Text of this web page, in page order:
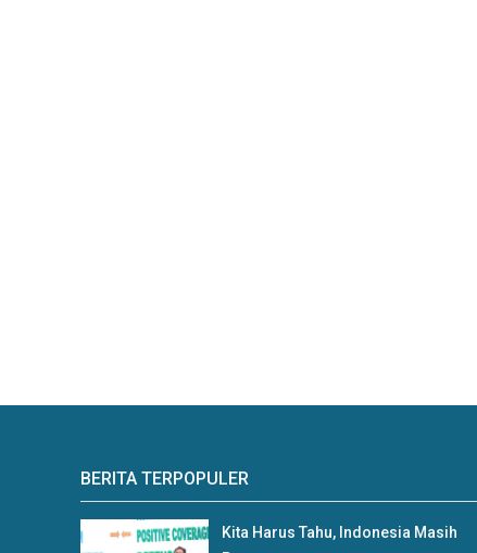
BERITA TERPOPULER
Kita Harus Tahu, Indonesia Masih